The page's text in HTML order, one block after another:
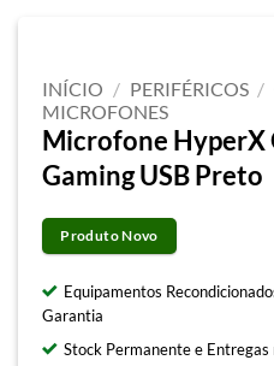
INÍCIO / PERIFÉRICOS /
MICROFONES
Microfone HyperX
Gaming USB Preto
Produto Novo
Equipamentos
Garantia
Stock Permanente e